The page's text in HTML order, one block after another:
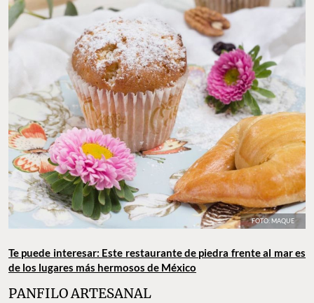
FOTO: MAQUE
Te puede interesar: Este restaurante de piedra frente al mar es
de los lugares más hermosos de México
PANFILO ARTESANAL